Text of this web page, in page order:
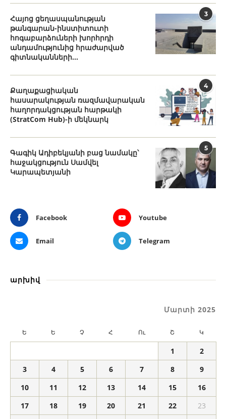
3
Հայոց ցեղասպանության
թանգարան-ինստիտուտի
հոգաբարձուների խորհրդի
անդամությունից հրաժարված
գիտնականների...
4
Քաղաքացիական
հասարակության ռազմավարական
հաղորդակցության հարթակի
(StratCom Hub)-ի մեկնարկ
5
Գագիկ Ադիբեկյանի բաց նամակը՝
հաջակցություն Սամվել
Կարապետյանի
Facebook Youtube
Email Telegram
արխիվ
Մարտի 2025
Ե Ե Չ Հ Ու Շ Կ
1
2
3
4 5 6 7 8
9
10
11 12 13 14 15
16
17
18 19 20 21 22
23